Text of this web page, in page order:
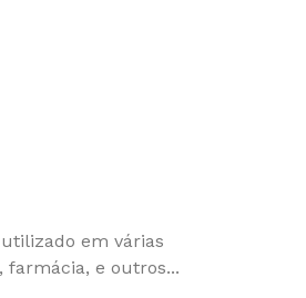
utilizado em várias
e outros...